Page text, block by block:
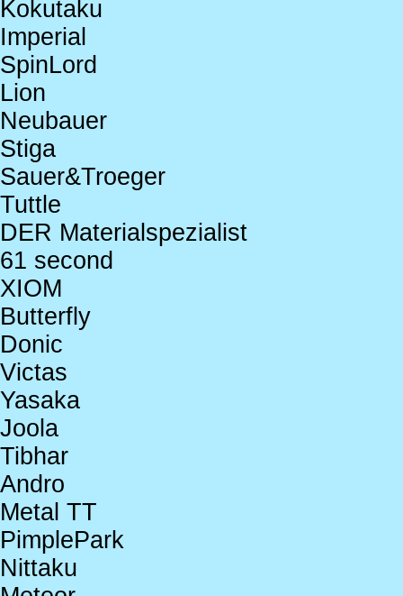
Kokutaku
Imperial
SpinLord
Lion
Neubauer
Stiga
Sauer&Troeger
Tuttle
DER Materialspezialist
61 second
XIOM
Butterfly
Donic
Victas
Yasaka
Joola
Tibhar
Andro
Metal TT
PimplePark
Nittaku